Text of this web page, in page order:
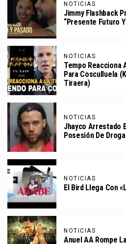
NOTICIAS
Jimmy Flashback
“Presente Futuro Y
NOTICIAS
Tempo Reacciona
Para Cosculluela
Tiraera)
NOTICIAS
Jhayco Arrestado
Posesión De Droga
NOTICIAS
El Bird Llega Con
NOTICIAS
Anuel AA Rompe